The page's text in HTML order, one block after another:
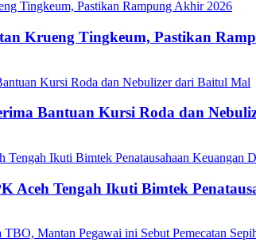
Krueng Tingkeum, Pastikan
Bantuan Kursi Roda dan
Aceh Tengah Ikuti Bimtek